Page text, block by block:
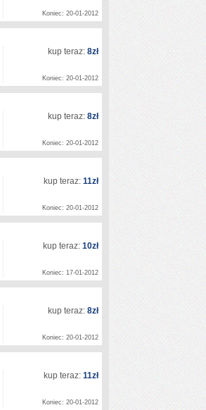
Koniec: 20-01-2012
kup teraz: 8zł
Koniec: 20-01-2012
kup teraz: 8zł
Koniec: 20-01-2012
kup teraz: 11zł
Koniec: 20-01-2012
kup teraz: 10zł
Koniec: 17-01-2012
kup teraz: 8zł
Koniec: 20-01-2012
kup teraz: 11zł
Koniec: 20-01-2012